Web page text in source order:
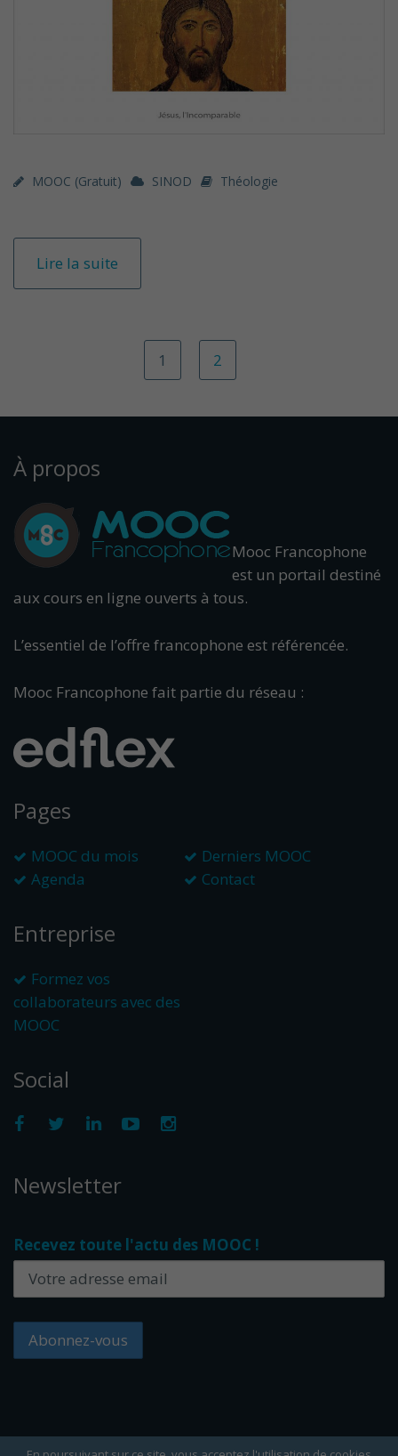
MOOC (gratuit) SINOD Théologie
Lire la suite
1 2
À propos
Mooc Francophone
est un portail destiné
aux cours en ligne ouverts à tous.
L’essentiel de l’offre francophone est référencée.
Mooc Francophone fait partie du réseau :
Pages
MOOC du mois
Derniers MOOC
Agenda
Contact
Entreprise
Formez vos
collaborateurs avec des
MOOC
Social
Newsletter
Recevez toute l'actu des MOOC !